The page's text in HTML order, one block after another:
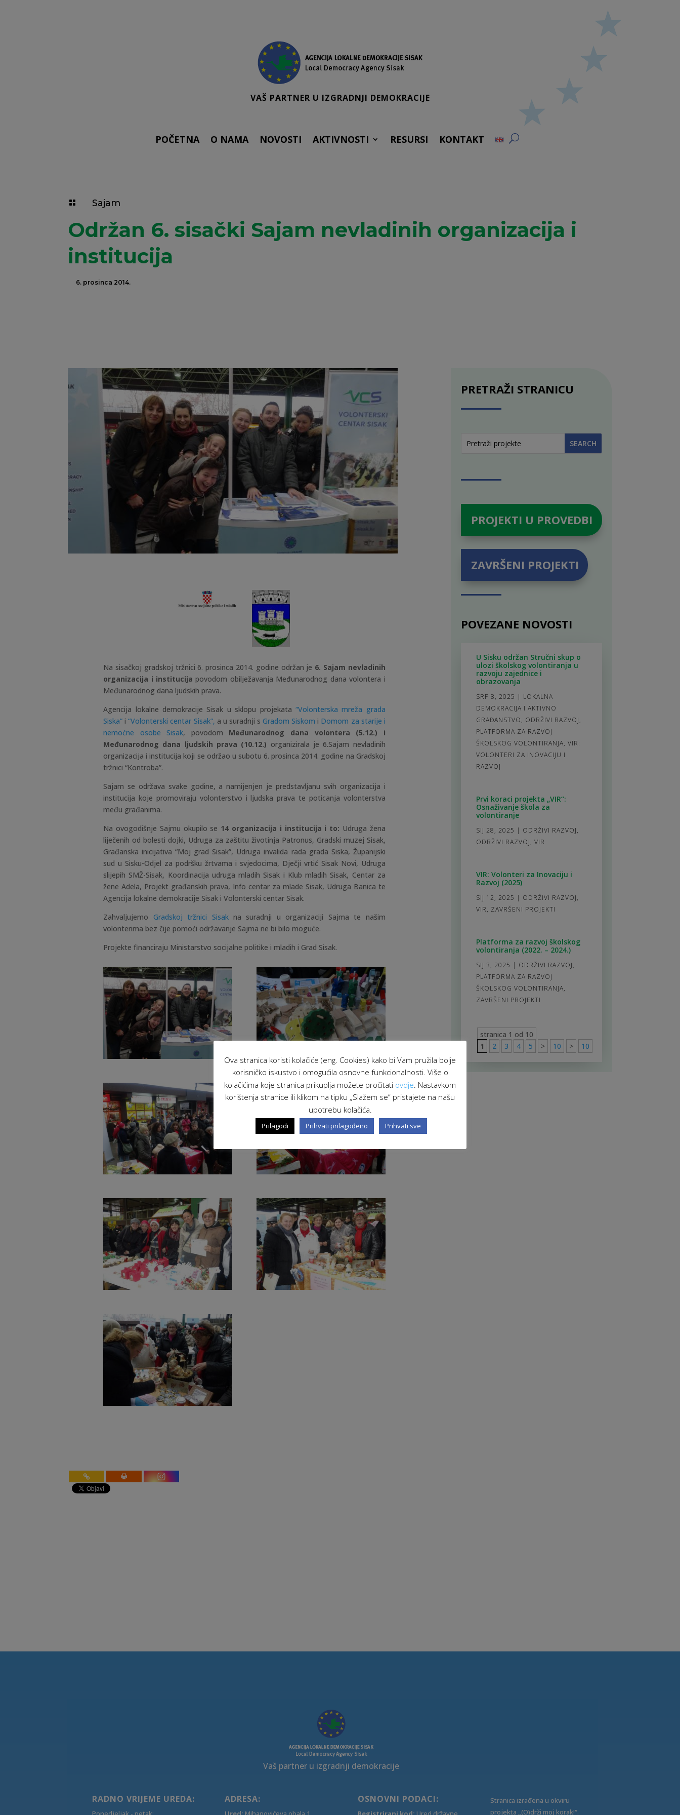
VAŠ PARTNER U IZGRADNJI DEMOKRACIJE
POČETNA O NAMA NOVOSTI AKTIVNOSTI RESURSI KONTAKT
 Sajam
Održan 6. sisački Sajam nevladinih organizacija i
institucija
6. prosinca 2014.
Na sisačkoj gradskoj tržnici 6. prosinca 2014. godine održan je 6. Sajam nevladinih
organizacija i institucija povodom obilježavanja Međunarodnog dana volontera i
Međunarodnog dana ljudskih prava.
Agencija lokalne demokracije Sisak u sklopu projekata “Volonterska mreža grada
Siska” i“Volonterski centar Sisak”, a u suradnji sGradom Siskom i Domom za starije i
nemoćne osobe Sisak, povodom Međunarodnog dana volontera (5.12.) i
Međunarodnog dana ljudskih prava (10.12.) organizirala je 6.Sajam nevladinih
organizacija i institucija koji se održao u subotu 6. prosinca 2014. godine na Gradskoj
tržnici “Kontroba”.
Sajam se održava svake godine, a namijenjen je predstavljanu svih organizacija i
institucija koje promoviraju volonterstvo i ljudska prava te poticanja volonterstva
među građanima.
Na ovogodišnje Sajmu okupilo se 14 organizacija i institucija i to: Udruga žena
liječenih od bolesti dojki, Udruga za zaštitu životinja Patronus, Gradski muzej Sisak,
Građanska inicijativa “Moj grad Sisak”, Udruga invalida rada grada Siska, Županijski
sud u Sisku-Odjel za podršku žrtvama i svjedocima, Dječji vrtić Sisak Novi, Udruga
slijepih SMŽ-Sisak, Koordinacija udruga mladih Sisak i Klub mladih Sisak, Centar za
žene Adela, Projekt građanskih prava, Info centar za mlade Sisak, Udruga Banica te
Agencija lokalne demokracije Sisak i Volonterski centar Sisak.
Zahvaljujemo Gradskoj tržnici Sisakna suradnji u organizaciji Sajma te našim
volonterima bez čije pomoći održavanje Sajma ne bi bilo moguće.
Projekte financiraju Ministarstvo socijalne politike i mladih i Grad Sisak.
PRETRAŽI STRANICU
PROJEKTI U PROVEDBI
ZAVRŠENI PROJEKTI
POVEZANE NOVOSTI
U Sisku održan Stručni skup o
ulozi školskog volontiranja u
razvoju zajednice i
obrazovanja
SRP 8, 2025 | LOKALNA
DEMOKRACIJA I AKTIVNO
GRAĐANSTVO, ODRŽIVI RAZVOJ,
PLATFORMA ZA RAZVOJ
ŠKOLSKOG VOLONTIRANJA, VIR:
VOLONTERI ZA INOVACIJU I
RAZVOJ
Prvi koraci projekta „VIR“:
Osnaživanje škola za
volontiranje
SIJ 28, 2025 | ODRŽIVI RAZVOJ,
ODRŽIVI RAZVOJ, VIR
VIR: Volonteri za Inovaciju i
Razvoj (2025)
SIJ 12, 2025 | ODRŽIVI RAZVOJ,
VIR, ZAVRŠENI PROJEKTI
Platforma za razvoj školskog
volontiranja (2022. – 2024.)
SIJ 3, 2025 | ODRŽIVI RAZVOJ,
PLATFORMA ZA RAZVOJ
ŠKOLSKOG VOLONTIRANJA,
ZAVRŠENI PROJEKTI
stranica 1 od 10
1
2 3 4 5 > 10 > 10
Vaš partner u izgradnji demokracije
RADNO VRIJEME UREDA: ADRESA: OSNOVNI PODACI:
Stranica izrađena u okviru
projekta „(O)drži moj korak!“.
Ova stranica koristi kolačiće (eng. Cookies) kako bi Vam pružila bolje
korisničko iskustvo i omogućila osnovne funkcionalnosti. Više o
kolačićima koje stranica prikuplja možete pročitati ovdje . Nastavkom
korištenja stranice ili klikom na tipku „Slažem se“ pristajete na našu
upotrebu kolačića.
Prilagodi Prihvati prilagođeno Prihvati sve